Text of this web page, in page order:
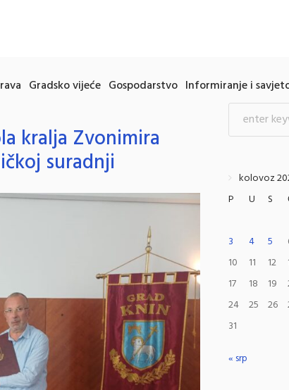
Gradsko vijeće Gospodarstvo Informiranje i
kralja Zvonimira
suradnji
kolovoz
P
U S
3
4 5
10
11 12
17
18 19
24
25 26
31
« srp